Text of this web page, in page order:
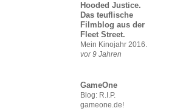
Hooded Justice.
Das teuflische
Filmblog aus der
Fleet Street.
Mein Kinojahr 2016.
vor 9 Jahren
GameOne
Blog: R.I.P.
gameone.de!